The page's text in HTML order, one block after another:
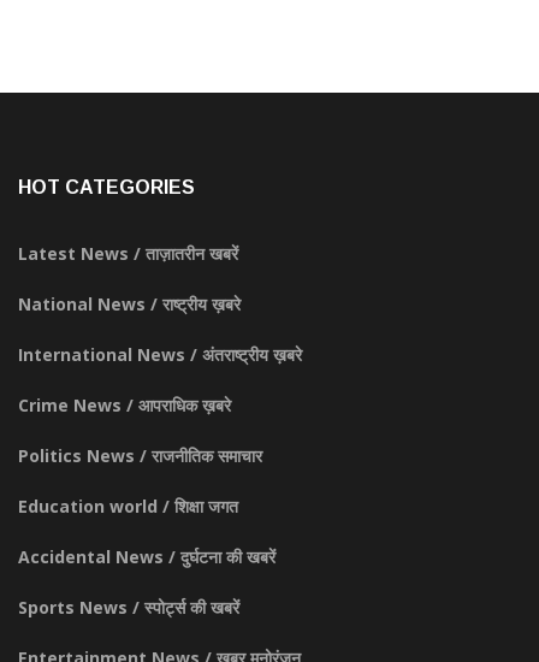
HOT CATEGORIES
Latest News / ताज़ातरीन खबरें
National News / राष्ट्रीय ख़बरे
International News / अंतराष्ट्रीय ख़बरे
Crime News / आपराधिक ख़बरे
Politics News / राजनीतिक समाचार
Education world / शिक्षा जगत
Accidental News / दुर्घटना की खबरें
Sports News / स्पोर्ट्स की खबरें